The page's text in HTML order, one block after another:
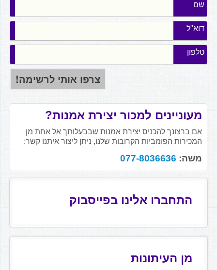
שם
דוא"ל
טלפון
מעוניינים למכור יצירת אמנות?
אם ברצונך להכניס יצירת אמנות שבבעלותך אל אחת מן
המכירות הפומביות הקרובות שלנו, ניתן ליצור איתנו קשר:
משה: 077-8036636
התחברו אלינו בפייסבוק
מן העיתונות